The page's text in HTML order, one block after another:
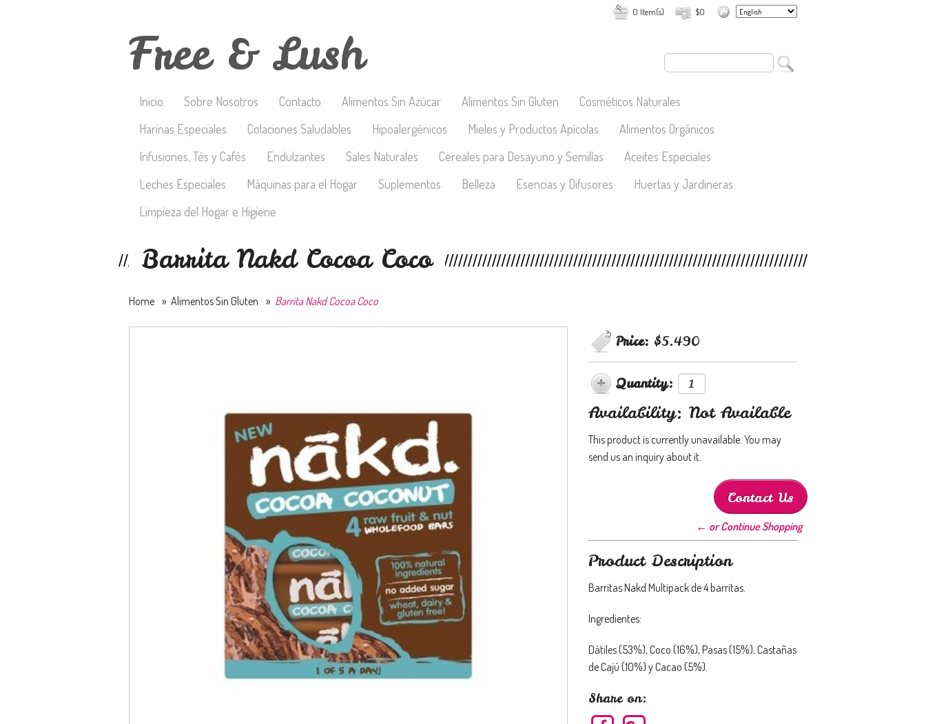
$0
0 Item(s)
Free & Lush
Inicio Sobre Nosotros Contacto Alimentos Sin Azúcar Alimentos Sin Gluten
Cosméticos Naturales
Harinas Especiales
Colaciones Saludables Hipoalergénicos Mieles y Productos Apícolas
Alimentos Orgánicos
Infusiones, Tés y Cafés
Endulzantes Sales Naturales Cereales para Desayuno y Semillas
Aceites Especiales
Leches Especiales
Máquinas para el Hogar Suplementos Belleza Esencias y Difusores
Huertas y Jardineras
Limpieza del Hogar e Higiene
Barrita Nakd Cocoa Coco
Home » Alimentos Sin Gluten » Barrita Nakd Cocoa Coco
Price: $5.490
Quantity:
Availability: Not Available
This product is currently unavailable. You may
send us an inquiry about it.
Contact Us
← or Continue Shopping
Product Description
Barritas Nakd Multipack de 4 barritas.
Ingredientes:
Dátiles (53%), Coco (16%), Pasas (15%), Castañas
de Cajú (10%) y Cacao (5%).
Share on: